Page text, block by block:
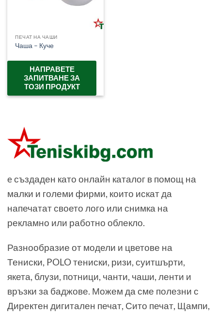
ПЕЧАТ НА ЧАШИ
Чаша – Куче
НАПРАВЕТЕ
ЗАПИТВАНЕ ЗА
ТОЗИ ПРОДУКТ
e създаден като онлайн каталог в помощ на
малки и големи фирми, които искат да
напечатат своето лого или снимка на
рекламно или работно облекло.
Разнообразие от модели и цветове на
Тениски, POLO тениски, ризи, суитшърти,
якета, блузи, потници, чанти, чаши, ленти и
връзки за баджове. Можем да сме полезни с
Директен дигитален печат, Сито печат, Щампи,